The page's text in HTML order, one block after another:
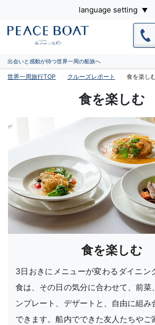
language setting
出会いと感動が待つ世界一周の船旅へ
世界一周旅行TOP クルーズレポート 食を楽し
食を楽しむ
食を楽しむ
3日おきにメニューが変わるダイニン
食は、その日の気分に合わせて、前菜
ンプレート、デザートと、自由に組み
できます。船内でできた友人たちやご